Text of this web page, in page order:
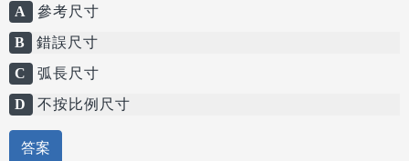
A
參考尺寸
B
錯誤尺寸
C
弧長尺寸
D
不按比例尺寸
答案